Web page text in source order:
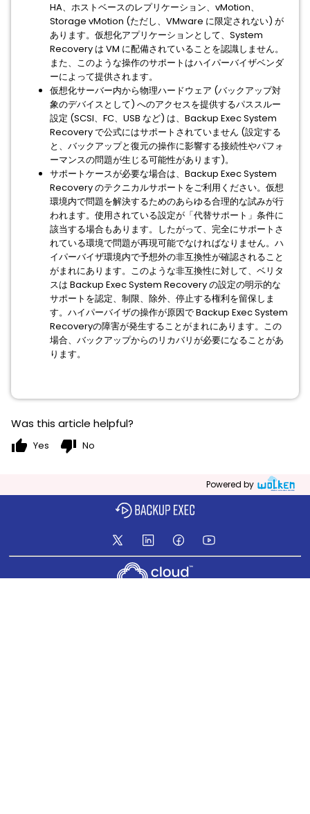
HA、ホストベースのレプリケーション、vMotion、
Storage vMotion (ただし、VMware に限定されない) が
あります。仮想化アプリケーションとして、System
Recovery は VM に配備されていることを認識しません。
また、このような操作のサポートはハイパーバイザベンダ
ーによって提供されます。
仮想化サーバー内から物理ハードウェア (バックアップ対
象のデバイスとして) へのアクセスを提供するパススルー
設定 (SCSI、FC、USB など) は、Backup Exec System
Recovery で公式にはサポートされていません (設定する
と、バックアップと復元の操作に影響する接続性やパフォ
ーマンスの問題が生じる可能性があります)。
サポートケースが必要な場合は、Backup Exec System
Recovery のテクニカルサポートをご利用ください。仮想
環境内で問題を解決するためのあらゆる合理的な試みが行
われます。使用されている設定が「代替サポート」条件に
該当する場合もあります。したがって、完全にサポートさ
れている環境で問題が再現可能でなければなりません。ハ
イパーバイザ環境内で予想外の非互換性が確認されること
がまれにあります。このような非互換性に対して、ベリタ
スは Backup Exec System Recovery の設定の明示的な
サポートを認定、制限、除外、停止する権利を留保しま
す。ハイパーバイザの操作が原因で Backup Exec System
Recoveryの障害が発生することがまれにあります。この
場合、バックアップからのリカバリが必要になることがあ
ります。
Was this article helpful?
thumb_up Yes thumb_down No
Powered by